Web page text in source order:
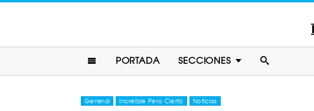
PORTADA SECCIONES
General Increíble Pero Cierto Noticias